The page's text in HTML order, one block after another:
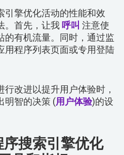
引擎优化活动的性能和效
。首先，让我呼叫 注意使
的有机流量。同时，通过监
用程序列表页面或专用登陆
改进以提升用户体验时，
明智的决策 (用户体验)的设
搜索引擎优化